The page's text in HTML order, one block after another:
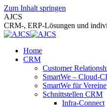
Zum Inhalt springen
AJCS
CRM-, ERP-Lösungen und
Home
CRM
Customer
SmartWe – Cloud-
SmartWe für Vereine
Schnittstellen CRM
Infra-Connect